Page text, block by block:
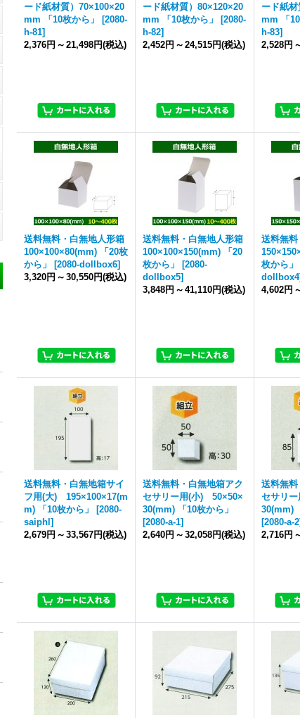
ード紙材質）70×100×20
mm 「10枚から」
[2080-
h-81]
2,376円 ～ 21,498円(税込)
ード紙材質）80×120×20
mm 「10枚から」
[2080-
h-82]
2,452円 ～ 24,515円(税込)
ード紙
mm 「10
h-83]
2,528円
送料無料・白無地人形箱
100×100×80(mm) 「20枚
から」
[2080-dollbox6]
3,320円 ～ 30,550円(税込)
送料無料・白無地人形箱
100×100×150(mm) 「20
枚から」
[2080-
dollbox5]
3,848円 ～ 41,110円(税込)
送料無
枚から」
dollbox4
4,602円
送料無料・白無地箱サイ
フ用(大) 195×100×17(m
m) 「10枚から」
[2080-
saiphl]
2,679円 ～ 33,567円(税込)
送料無料・白無地箱アク
セサリー用(小) 50×50×
30(mm) 「10枚から」
[2080-a-1]
2,640円 ～ 32,058円(税込)
送料無料
セサリ
30(mm)
[2080-a-2
2,716円